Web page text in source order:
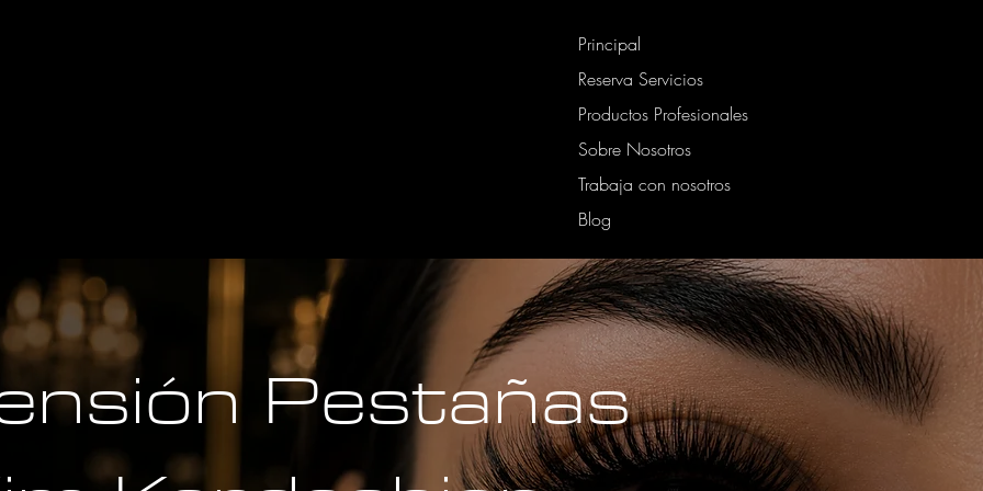
Principal
Reserva Servicios
Productos Profesionales
Sobre Nosotros
Trabaja con nosotros
Blog
Pestañas